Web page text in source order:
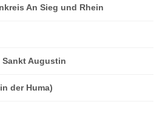
An Sieg und Rhein
Augustin
der Huma)